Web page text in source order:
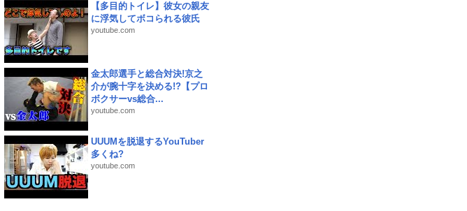
【多目的トイレ】彼女の親友
に浮気してボコられる彼氏
youtube.com
金太郎選手と総合対決!京之
介が腕十字を決める!?【プロ
ボクサーvs総合...
youtube.com
UUUMを脱退するYouTuber
多くね?
youtube.com